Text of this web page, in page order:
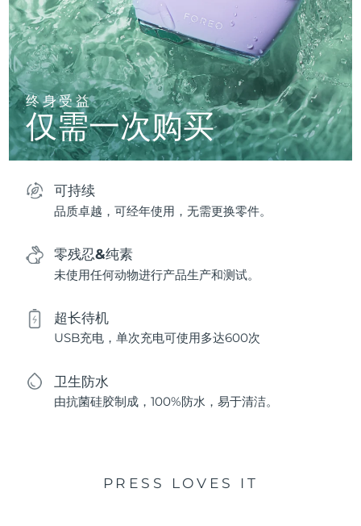
终身受益
仅需一次购买
可持续
品质卓越，可经年使用，无需更换零件。
零残忍&纯素
未使用任何动物进行产品生产和测试。
超长待机
USB充电，单次充电可使用多达600次
卫生防水
由抗菌硅胶制成，100%防水，易于清洁。
PRESS LOVES IT